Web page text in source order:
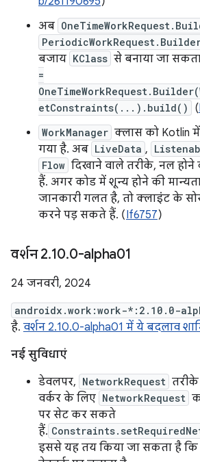
अब
बजाय KClass से बनाया जा
=
etConstraints(...).build()
(
WorkManager क्लास को Kotlin में
गया है. अब LiveData ,
Flow दिखाने वाले तरीके, नल होने
हैं. अगर कोड में शून्य होने की
जानकारी गलत है, तो क्लाइंट के
करने पड़ सकते हैं. (If6757)
वर्शन 2.10.0-alpha01
24 जनवरी, 2024
androidx.work:work-*:2.10.0-
है. वर्शन 2.10.0-alpha01 में ये बदलाव
नई सुविधाएं
डेवलपर, NetworkRequest
वर्कर के लिए NetworkRequest
पर सेट कर सकते
हैं.
इससे यह तय किया जा सकता है कि